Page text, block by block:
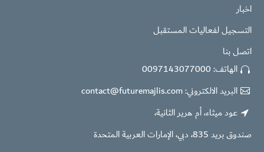
اخبار
التسجيل لفعاليات المستقبل
اتصل بنا

 الهاتف:0097143077000

 البريد الالكتروني:contact@futuremajlis.com

 عود ميثاء، أم هرير الثانية،
صندوق بريد 835، دبي، الإمارات العربية المتحدة